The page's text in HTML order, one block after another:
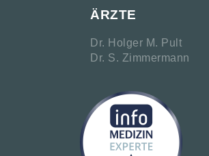
ÄRZTE
Dr. Holger M. Pult
Dr. S. Zimmermann